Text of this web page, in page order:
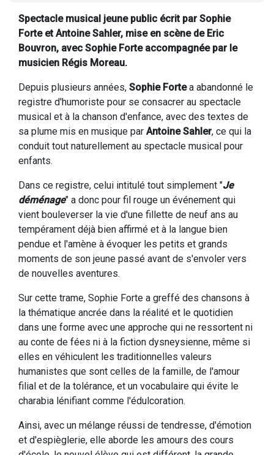
Spectacle musical jeune public écrit par Sophie
Forte et Antoine Sahler, mise en scène de Eric
Bouvron, avec Sophie Forte accompagnée par le
musicien Régis Moreau.
Depuis plusieurs années, Sophie Fortea abandonné le
registre d'humoriste pour se consacrer au spectacle
musical et à la chanson d'enfance, avec des textes de
sa plume mis en musique par Antoine Sahler, ce qui la
conduit tout naturellement au spectacle musical pour
enfants.
Dans ce registre, celui intitulé tout simplement "Je
déménage" a donc pour fil rouge un événement qui
vient bouleverser la vie d'une fillette de neuf ans au
tempérament déjà bien affirmé et à la langue bien
pendue et l'amène à évoquer les petits et grands
moments de son jeune passé avant de s'envoler vers
de nouvelles aventures.
Sur cette trame, Sophie Forte a greffé des chansons à
la thématique ancrée dans la réalité et le quotidien
dans une forme avec une approche qui ne ressortent ni
au conte de fées ni à la fiction dysneysienne, même si
elles en véhiculent les traditionnelles valeurs
humanistes que sont celles de la famille, de l'amour
filial et de la tolérance, et un vocabulaire qui évite le
charabia lénifiant comme l'édulcoration.
Ainsi, avec un mélange réussi de tendresse, d'émotion
et d'espièglerie, elle aborde les amours des cours